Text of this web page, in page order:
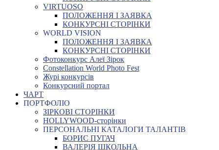
VIRTUOSO
ПОЛОЖЕННЯ І ЗАЯВКА
КОНКУРСНІ СТОРІНКИ
WORLD VISION
ПОЛОЖЕННЯ І ЗАЯВКА
КОНКУРСНІ СТОРІНКИ
Фотоконкурс Алеї Зірок
Constellation World Photo Fest
Журі конкурсів
Конкурсний портал
ЧАРТ
ПОРТФОЛІО
ЗІРКОВІ СТОРІНКИ
HOLLYWOOD-сторінки
ПЕРСОНАЛЬНІ КАТАЛОГИ ТАЛАНТІВ
БОРИС ПУГАЧ
ВАЛЕРІЯ ШКОЛЬНА